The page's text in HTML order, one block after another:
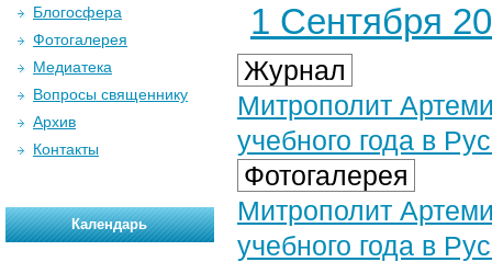
1 Сентября
Журнал
Митрополит
учебного года в
Фотогалерея
Митрополит
учебного года в
Блогосфера
Фотогалерея
Медиатека
Вопросы священнику
Архив
Контакты
Календарь